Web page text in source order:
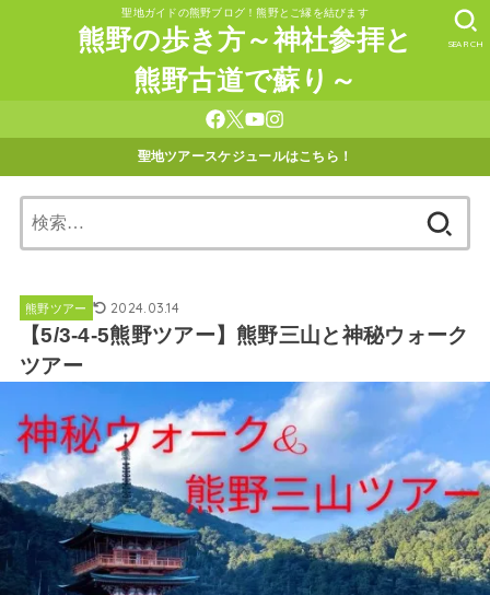
聖地ガイドの熊野ブログ！熊野とご縁を結びます
熊野の歩き方～神社参拝と
熊野古道で蘇り～
SEARCH
聖地ツアースケジュールはこちら！
索:
熊野ツアー 2024.03.14
【5/3-4-5熊野ツアー】熊野三山と神秘ウォーク
ツアー